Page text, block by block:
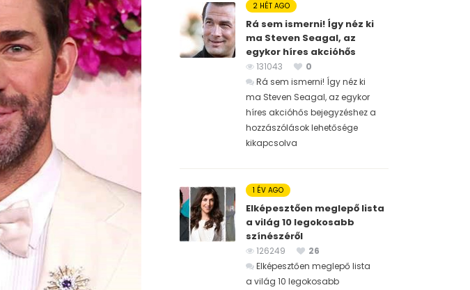
2 HÉT AGO
Rá sem ismerni! Így néz ki
ma Steven Seagal, az
egykor híres akcióhős
131043
0
Rá sem ismerni! Így néz ki
ma Steven Seagal, az egykor
híres akcióhős bejegyzéshez a
hozzászólások lehetősége
kikapcsolva
1 ÉV AGO
Elképesztően meglepő lista
a világ 10 legokosabb
színészéről
126249
26
Elképesztően meglepő lista
a világ 10 legokosabb